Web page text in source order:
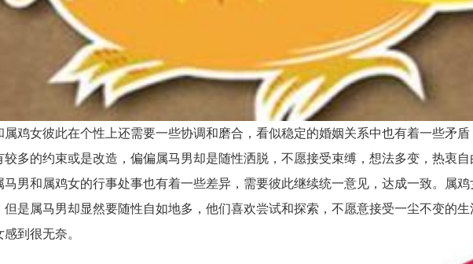
女彼此在个性上还需要一些协调和磨合，看似稳定的婚姻关系中也有着一些矛
多的约束或是改造，偏偏属马男却是随性洒脱，不愿接受束缚，想法多变，热衷自
和属鸡女的行事处事也有着一些差异，需要彼此继续统一意见，达成一致。属
是属马男却显然要随性自如地多，他们喜欢尝试和探索，不愿意接受一尘不变的
到很无奈。